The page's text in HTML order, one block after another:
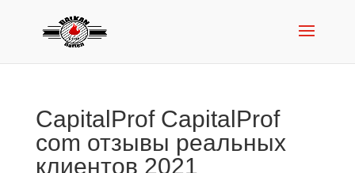
CapitalProf CapitalProf
com отзывы реальных
клиентов 2021